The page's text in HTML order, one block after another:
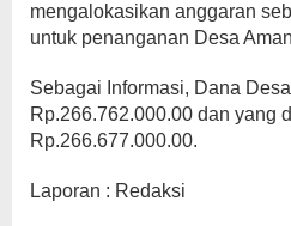
mengalokasikan anggaran
untuk penanganan Desa
Sebagai Informasi, Dana
Rp.266.762.000.00 dan yang
Rp.266.677.000.00.
Laporan : Redaksi